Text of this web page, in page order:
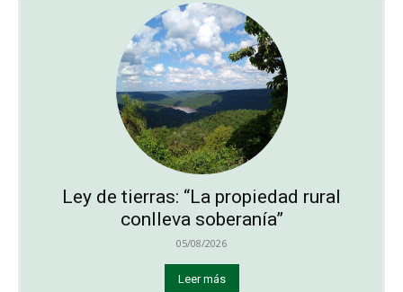
Ley de tierras: “La propiedad rural
conlleva soberanía”
05/08/2026
Leer más